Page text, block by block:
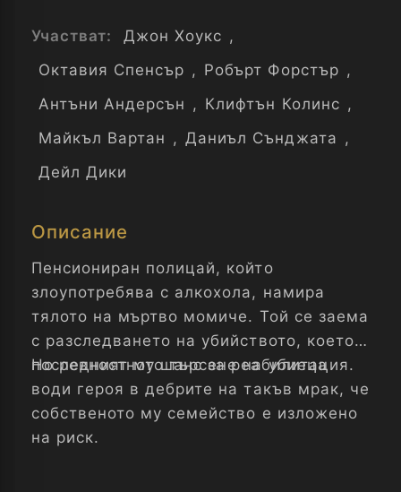
Участват: Джон Хоукс ,
Октавия Спенсър , Робърт Форстър ,
Антъни Андерсън , Клифтън Колинс ,
Майкъл Вартан , Даниъл Сънджата ,
Дейл Дики
Описание
Пенсиониран полицай, който
злоупотребява с алкохола, намира
тялото на мъртво момиче. Той се заема
с разследването на убийството, което е
последният му шанс за реабилитация.
Но ревностното търсене на убиеца
води героя в дебрите на такъв мрак, че
собственото му семейство е изложено
на риск.